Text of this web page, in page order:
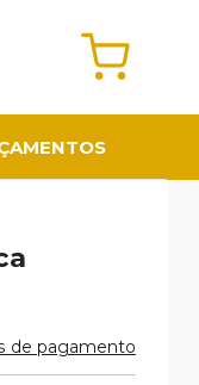
de pagamento